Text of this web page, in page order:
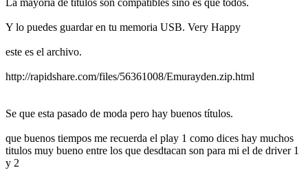
La mayoría de títulos son compatibles sino es que todos.
Y lo puedes guardar en tu memoria USB. Very Happy
este es el archivo.
http://rapidshare.com/files/56361008/Emurayden.zip.html
Se que esta pasado de moda pero hay buenos títulos.
que buenos tiempos me recuerda el play 1 como dices hay muchos
titulos muy bueno entre los que desdtacan son para mi el de driver 1
y 2